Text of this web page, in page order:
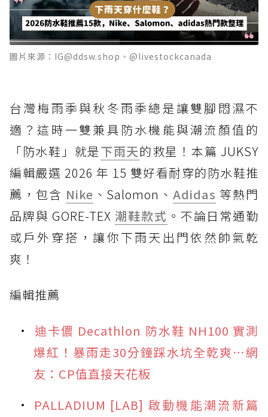
圖片來源：IG@ddsw.shop、@livestockcanada
台灣梅雨季與秋冬雨季總是讓雙腳悶濕不
適？這時一雙兼具防水機能與潮流顏值的
「防水鞋」就是下雨天的救星！本篇 JUKSY
編輯嚴選 2026 年 15 雙好看耐穿的防水鞋推
薦，包含 Nike 、Salomon、Adidas 等熱門
品牌與 GORE-TEX 潮鞋款式 。不論日常通勤
或戶外穿搭，讓你下雨天出門依然帥氣乾
爽！
編輯推薦
迪卡儂 Decathlon 防水鞋 NH100 實測
爆紅！暴雨走30分鐘踩水坑全乾爽⋯網
友：CP值直接天花板
PALLADIUM [LAB] 啟動機能潮流新篇